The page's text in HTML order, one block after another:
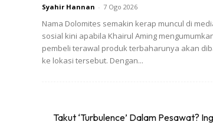
Syahir Hannan - 7 Ogo 2026
Nama Dolomites semakin kerap muncul di
sosial kini apabila Khairul Aming
pembeli terawal produk terbaharunya akan
ke lokasi tersebut. Dengan...
Takut ‘Turbulence’ Dalam Pesawat?